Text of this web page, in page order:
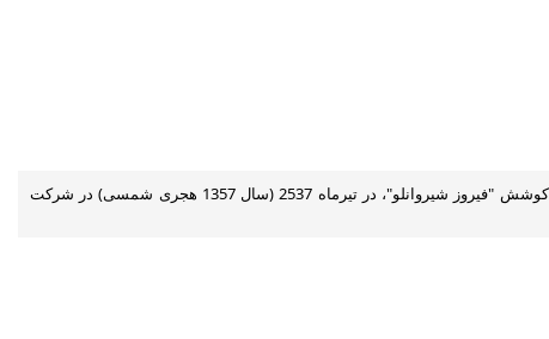
عنوان کتابی سه زبانه به زبان های فارسی، انگلیسی و فرانسه است که به سفارش فرهنگسرای نیاوران و به کوشش "فیروز شیروانلو"، در تیرماه 2537 (سال 1357 هجری شمسی) در شرکت